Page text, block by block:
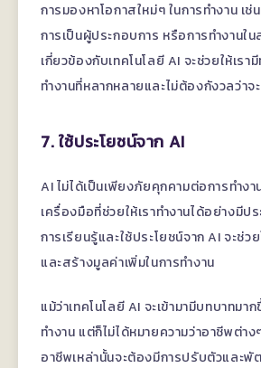
การมองหาโอกาสใหม่ๆ ในการทำงาน เช่
การเป็นผู้ประกอบการ หรือการทำงานใ
เกี่ยวข้องกับเทคโนโลยี AI จะช่วยให้เรา
ทำงานที่หลากหลายและไม่ต้องกังวลว่าจ
7. ใช้ประโยชน์จาก AI
AI ไม่ได้เป็นเพียงภัยคุกคามต่อการทำง
เครื่องมือที่ช่วยให้เราทำงานได้อย่างมีป
การเรียนรู้และใช้ประโยชน์จาก AI จะช่ว
และสร้างมูลค่าเพิ่มในการทำงาน
แม้ว่าเทคโนโลยี AI จะเข้ามามีบทบาทมา
ทำงาน แต่ก็ไม่ได้หมายความว่าอาชีพต่า
อาชีพเหล่านั้นจะต้องมีการปรับตัวและพั